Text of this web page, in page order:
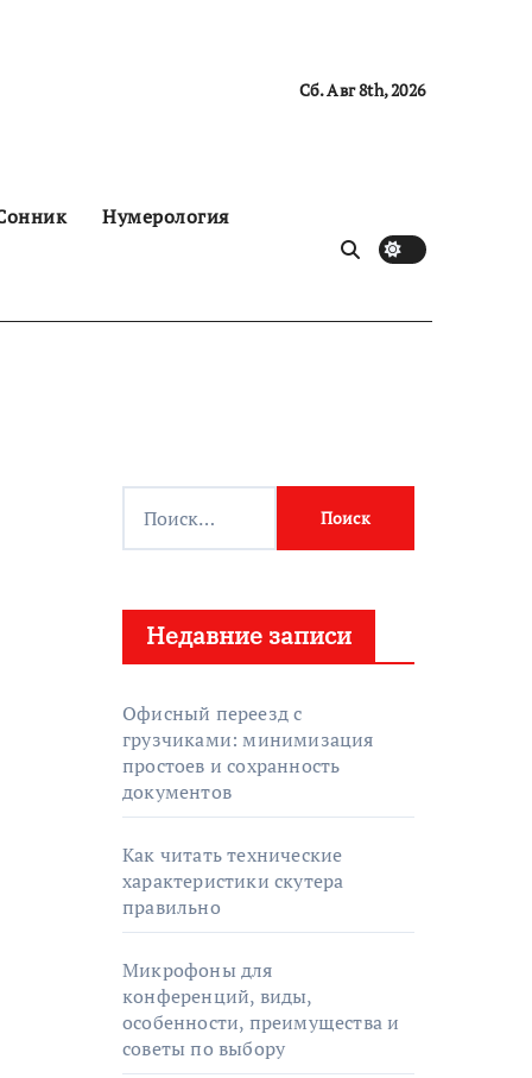
Сб. Авг 8th, 2026
Нумерология
:
Недавние записи
Офисный переезд с
грузчиками: минимизация
простоев и сохранность
документов
Как читать технические
характеристики скутера
правильно
Микрофоны для
конференций, виды,
особенности, преимущества и
советы по выбору